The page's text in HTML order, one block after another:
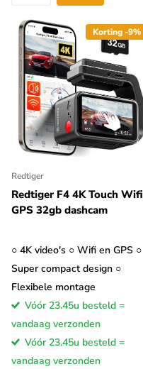
Korting -9%
Redtiger
Redtiger F4 4K Touch Wifi
GPS 32gb dashcam
○ 4K video's ○ Wifi en GPS ○
Super compact design ○
Flexibele montage
Vóór 23.45u besteld =
vandaag verzonden
Vóór 23.45u besteld =
vandaag verzonden